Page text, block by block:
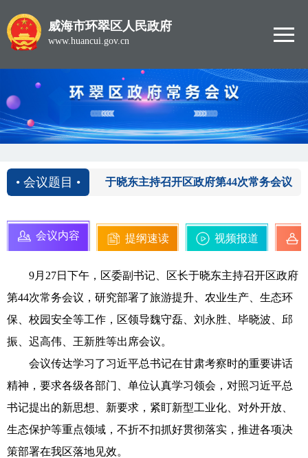
威海市环翠区人民政府
www.huancui.gov.cn
• 会议题目 • 于晓东主持召开区政府第44次常务会议
会议内容 提纲速读 视频报道
9月27日下午，区委副书记、区长于晓东主持召开区政府
第44次常务会议，研究部署了旅游提升、农业生产、生态环
保、校园安全等工作，区领导魏守磊、刘永胜、毕晓波、邱
振、迟高伟、王新胜等出席会议。
会议传达学习了习近平总书记在甘肃考察时的重要讲话
精神，要求各级各部门、单位认真学习领会，对照习近平总
书记提出的新思想、新要求，紧盯新型工业化、对外开放、
生态保护等重点领域，不折不扣抓好贯彻落实，推进各项决
策部署在我区落地见效。